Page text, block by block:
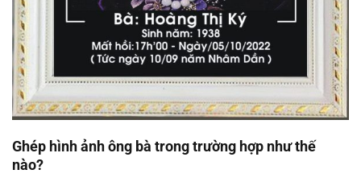
Ghép hình ảnh ông bà trong trường hợp như thế
nào?